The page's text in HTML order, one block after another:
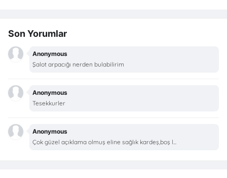
Son Yorumlar
Anonymous
Şalot arpacığı nerden bulabilirim
Anonymous
Tesekkurler
Anonymous
Çok güzel açıklama olmuş eline sağlık kardeş,boş l...